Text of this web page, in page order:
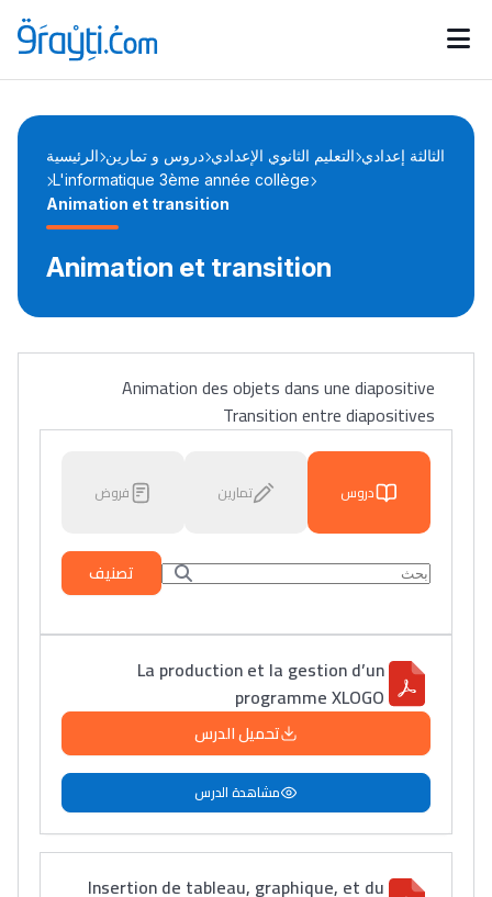
Catégories
d'actualités
Annonces bourses
الرئيسية دروس و تمارين التعليم الثانوي الإعدادي الثالثة إعدادي
L'informatique 3ème année collège
Animation et transition
Animation et transition
Animation des objets dans une diapositive
Transition entre diapositives
دروس تمارين فروض
تصنيف
La production et la gestion d’un
programme XLOGO
تحميل الدرس
مشاهدة الدرس
Insertion de tableau, graphique, et du